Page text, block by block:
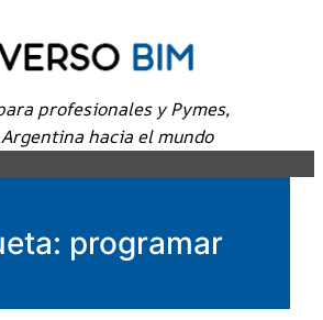
profesionales y Pymes,
hacia el mundo
programar